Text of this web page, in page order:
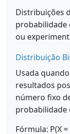
Distribuições
probabilidade
ou
Distribuição
Usada
resultados
número fixo
probabilidade
Fórmula: P(X